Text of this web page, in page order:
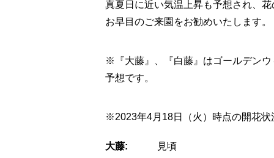
真夏日に近い気温上昇も予想され、
お早目のご来園をお勧めいたします。
※『大藤』、『白藤』はゴールデン
予想です。
※2023年4月18日（火）時点の開花状
大藤:
見頃